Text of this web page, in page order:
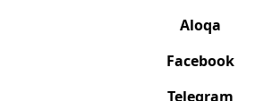
Aloqa
Facebook
Telegram